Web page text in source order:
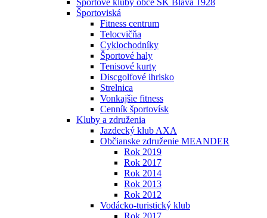
Športové kluby obce ŠK Blava 1928
Športoviská
Fitness centrum
Telocvičňa
Cyklochodníky
Športové haly
Tenisové kurty
Discgolfové ihrisko
Strelnica
Vonkajšie fitness
Cenník športovísk
Kluby a združenia
Jazdecký klub AXA
Občianske združenie MEANDER
Rok 2019
Rok 2017
Rok 2014
Rok 2013
Rok 2012
Vodácko-turistický klub
Rok 2017